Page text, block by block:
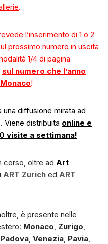
.
l’inserimento di 1 o 2
prossimo numero in uscita
1/4 di pagina
sul numero che l’anno
!
una diffusione mirata ad
. Viene distribuita online e
visite a settimana!
corso, oltre ad Art
ART Zurich ed ART
è presente nelle
Monaco, Zurigo,
Padova, Venezia, Pavia,